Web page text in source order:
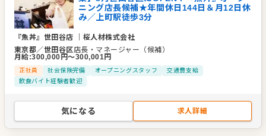
ニング店長候補★年間休日144日＆月12日休
み／上町駅徒歩3分
『魚丼』世田谷店
桜人材株式会社
東京都／世田谷区店長・マネージャー（候補）
月給:300,000 円〜300,001円
正社員 社会保険完備 オープニングスタッフ
交通費支給
飲食バイト経験者歓迎
気になる 求人詳細